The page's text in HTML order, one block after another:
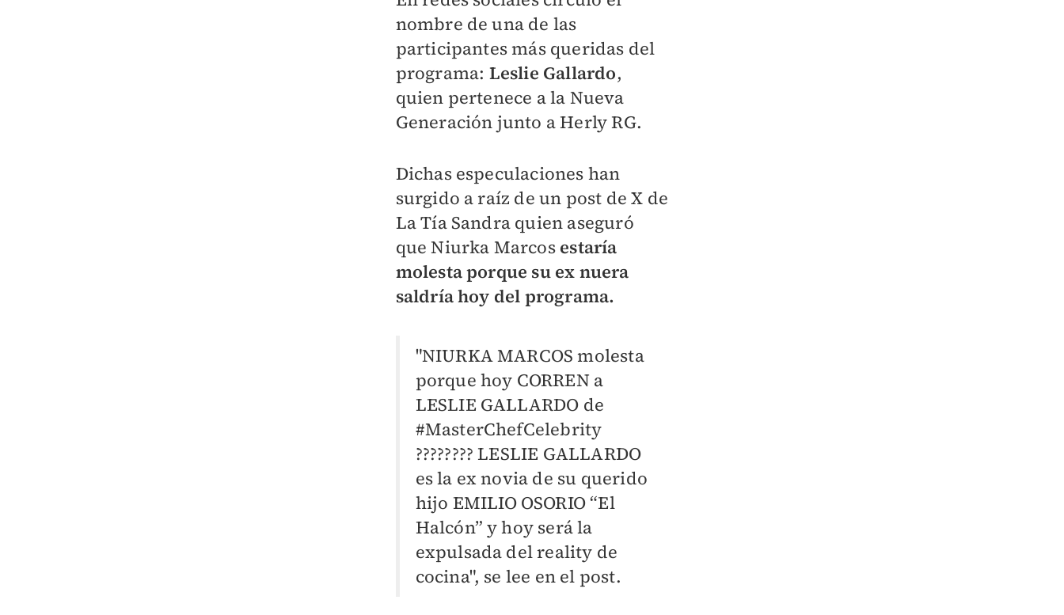
nombre de una de las
participantes más queridas del
programa: Leslie Gallardo,
quien pertenece a la Nueva
Generación junto a Herly RG.
Dichas especulaciones han
surgido a raíz de un post de X de
La Tía Sandra quien aseguró
que Niurka Marcos estaría
molesta porque su ex nuera
saldría hoy del programa.
"NIURKA MARCOS molesta
porque hoy CORREN a
LESLIE GALLARDO de
#MasterChefCelebrity
????‍???? LESLIE GALLARDO
es la ex novia de su querido
hijo EMILIO OSORIO “El
Halcón” y hoy será la
expulsada del reality de
cocina", se lee en el post.